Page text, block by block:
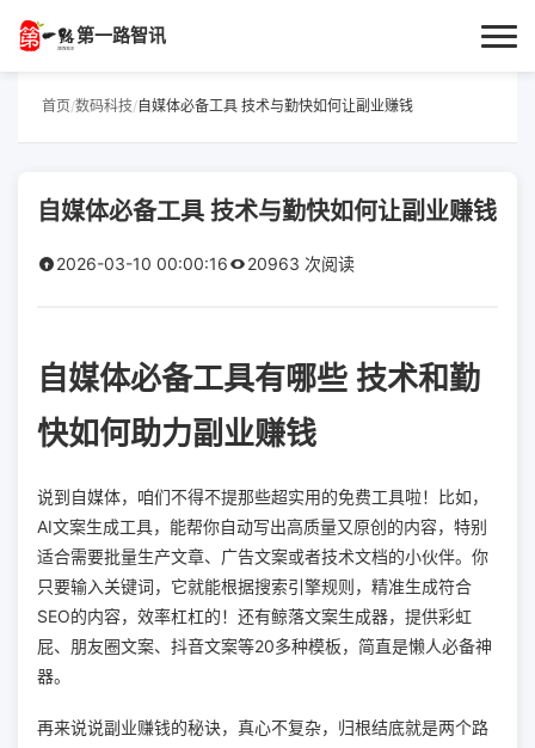
第一路智讯
首页
技术解答
首页 /数码科技/自媒体必备工具 技术与勤快如何让副业赚钱
自媒体必备工具 技术与勤快如何让副业赚钱
2026-03-10 00:00:16 20963 次阅读
自媒体必备工具有哪些 技术和勤
快如何助力副业赚钱
说到自媒体，咱们不得不提那些超实用的免费工具啦！比如，
AI文案生成工具，能帮你自动写出高质量又原创的内容，特别
适合需要批量生产文章、广告文案或者技术文档的小伙伴。你
只要输入关键词，它就能根据搜索引擎规则，精准生成符合
SEO的内容，效率杠杠的！还有鲸落文案生成器，提供彩虹
屁、朋友圈文案、抖音文案等20多种模板，简直是懒人必备神
器。
再来说说副业赚钱的秘诀，真心不复杂，归根结底就是两个路